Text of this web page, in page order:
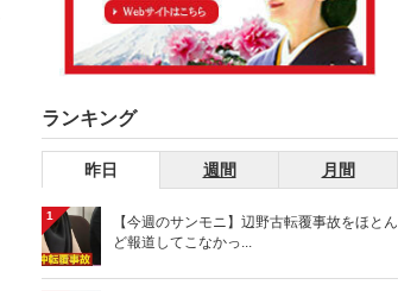
ランキング
昨日 週間 月間
1
【今週のサンモニ】辺野古転覆事故をほとん
ど報道してこなかっ...